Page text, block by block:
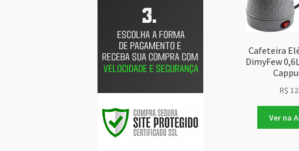
Cafeteira
DimyFew
R$
Ver na